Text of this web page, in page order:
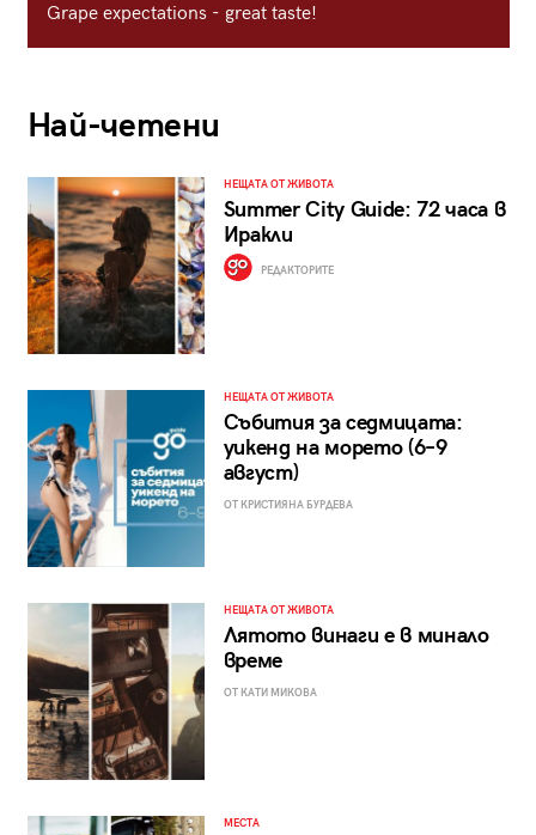
Grape expectations - great taste!
Най-четени
НЕЩАТА ОТ ЖИВОТА
Summer City Guide: 72 часа в
Иракли
РЕДАКТОРИТЕ
НЕЩАТА ОТ ЖИВОТА
Събития за седмицата:
уикенд на морето (6–9
август)
ОТ КРИСТИЯНА БУРДЕВА
НЕЩАТА ОТ ЖИВОТА
Лятото винаги е в минало
време
ОТ КАТИ МИКОВА
МЕСТА